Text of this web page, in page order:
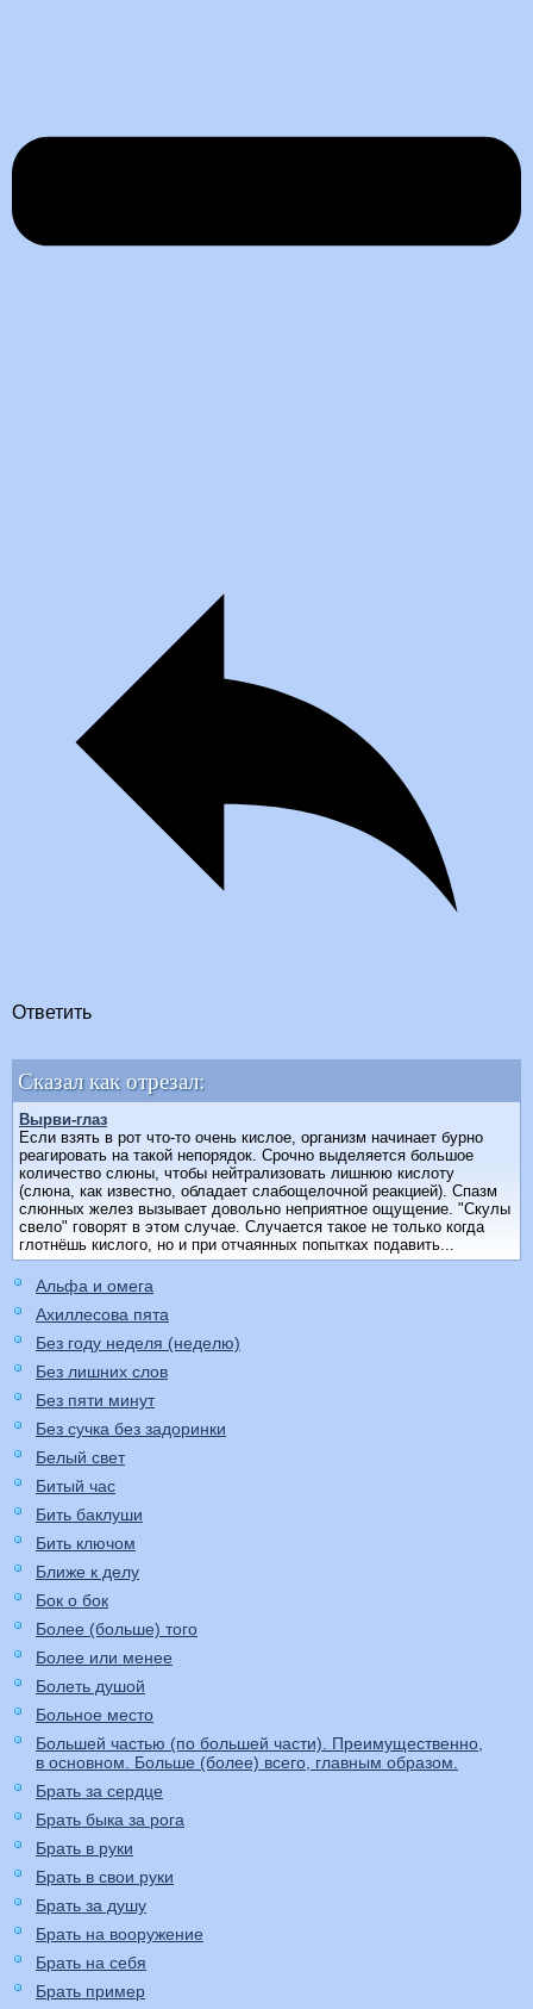
Ответить
Сказал как отрезал:
Вырви-глаз
Если взять в рот что-то очень кислое, организм начинает бурно
реагировать на такой непорядок. Срочно выделяется большое
количество слюны, чтобы нейтрализовать лишнюю кислоту
(слюна, как известно, обладает слабощелочной реакцией). Спазм
слюнных желез вызывает довольно неприятное ощущение. "Скулы
свело" говорят в этом случае. Случается такое не только когда
глотнёшь кислого, но и при отчаянных попытках подавить...
Альфа и омега
Ахиллесова пята
Без году неделя (неделю)
Без лишних слов
Без пяти минут
Без сучка без задоринки
Белый свет
Битый час
Бить баклуши
Бить ключом
Ближе к делу
Бок о бок
Более (больше) того
Более или менее
Болеть душой
Больное место
Большей частью (по большей части). Преимущественно,
в основном. Больше (более) всего, главным образом.
Брать за сердце
Брать быка за рога
Брать в руки
Брать в свои руки
Брать за душу
Брать на вооружение
Брать на себя
Брать пример